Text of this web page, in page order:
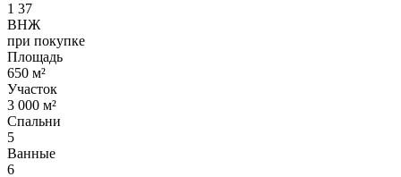
1 37
ВНЖ
при покупке
Площадь
650 м²
Участок
3 000 м²
Спальни
5
Ванные
6